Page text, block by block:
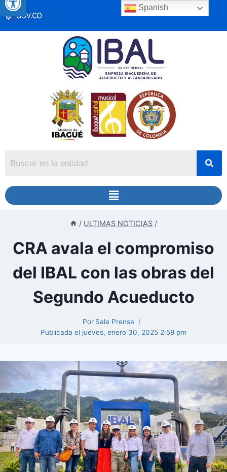
/ ULTIMAS NOTICIAS /
CRA avala el compromiso
del IBAL con las obras del
Segundo Acueducto
Por Sala Prensa
Publicada el jueves, enero 30, 2025 2:59 pm
Spanish